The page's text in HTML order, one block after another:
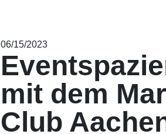
06/15/2023
mit dem
Club